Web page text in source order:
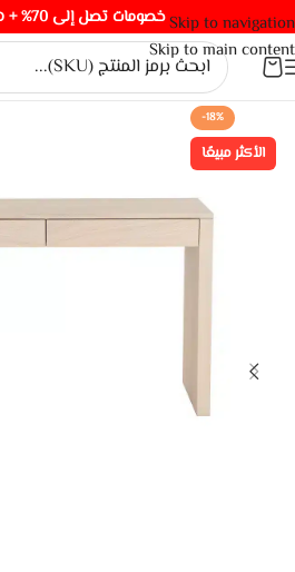
Skip to navigation
Skip to main content
خصومات تصل إلى 70% + هدايا مجانية
-18%
الأكثر مبيعًا